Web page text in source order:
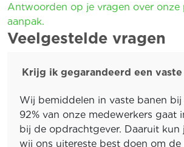
Antwoorden op je vragen over onze
aanpak.
Veelgestelde vragen
Krijg ik gegarandeerd een vaste
Wij bemiddelen in vaste banen bij
92% van onze medewerkers gaat
bij de opdrachtgever. Daaruit kun
wij ons uitereste best doen om de